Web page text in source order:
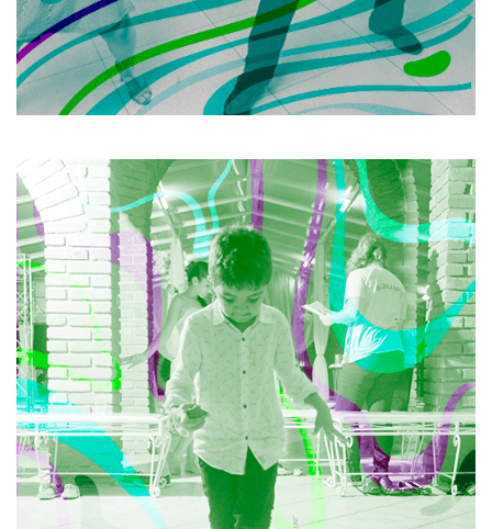
RECREAÇÃO INFANTIL EM
CASAMENTOS
Um espaço inteiramente desenvolvido para os seus
pequenos convidados com uma equipe especializada
que cuidará deles com muito carinho durante todo o
evento.
Jogos, brincadeiras e atividades são realizadas
com as crianças nesse espaço kids que é super